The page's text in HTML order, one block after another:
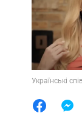
Українські